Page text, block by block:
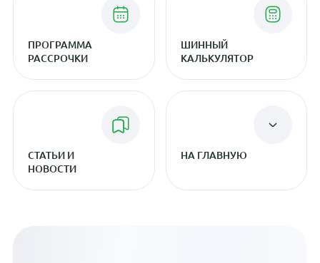
ПРОГРАММА
РАССРОЧКИ
ШИННЫЙ
КАЛЬКУЛЯТОР
СТАТЬИ И
НОВОСТИ
НА ГЛАВНУЮ